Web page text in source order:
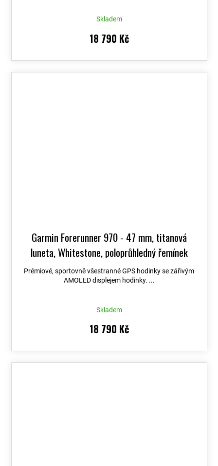
Skladem
18 790 Kč
Garmin Forerunner 970 - 47 mm, titanová
luneta, Whitestone, poloprůhledný řemínek
Whitestone/Amp Yellow 010-02969-11+
možnost výměny do 90 dní + Topo Czech PRO
Prémiové, sportovně všestranné GPS hodinky se zářivým
AMOLED displejem hodinky. ...
Skladem
18 790 Kč